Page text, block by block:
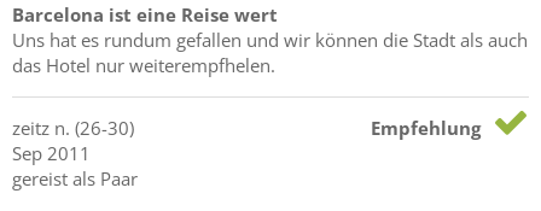
Barcelona ist eine Reise wert
Uns hat es rundum gefallen und wir können die Stadt als auch
das Hotel nur weiterempfhelen.
zeitz n. (26-30)
Sep 2011
gereist als Paar
Empfehlung